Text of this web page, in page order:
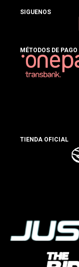
SIGUENOS
MÉTODOS DE PAGO
TIENDA OFICIAL